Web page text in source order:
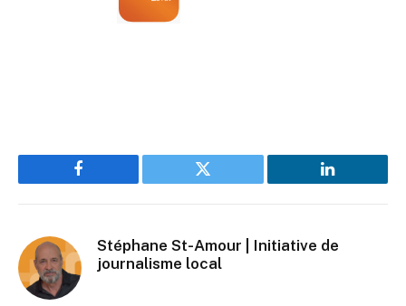
Facebook Twitter LinkedIn
Stéphane St-Amour | Initiative de
journalisme local